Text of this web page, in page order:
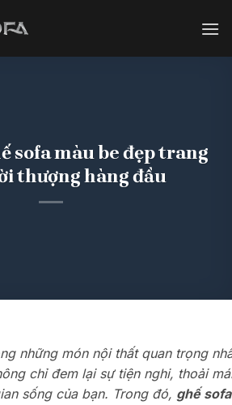
sofa màu be đẹp trang
thượng hàng đầu
những món nội thất quan trọng
chỉ đem lại sự tiện nghi, thoải
sống của bạn. Trong đó, ghế